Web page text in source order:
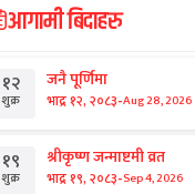
आगामी बिदाहरु
१२
शुक्र
जनै पूर्णिमा
भाद्र १२, २०८३-Aug 28, 2026
१९
शुक्र
श्रीकृष्ण जन्माष्टमी व्रत
भाद्र १९, २०८३-Sep 4, 2026